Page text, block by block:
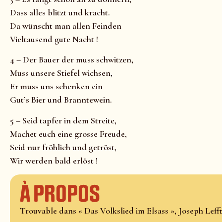
Dass alles blitzt und kracht.
Da wünscht man allen Feinden
Vieltausend gute Nacht !
4 – Der Bauer der muss schwitzen,
Muss unsere Stiefel wichsen,
Er muss uns schenken ein
Gut’s Bier und Branntewein.
5 – Seid tapfer in dem Streite,
Machet euch eine grosse Freude,
Seid nur fröhlich und getröst,
Wir werden bald erlöst !
À propos
Trouvable dans « Das Volkslied im Elsass », Joseph